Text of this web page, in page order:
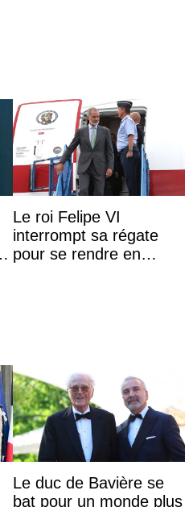
Le roi Felipe VI
interrompt sa régate
pour se rendre en
Le duc de Bavière se
bat pour un monde plus